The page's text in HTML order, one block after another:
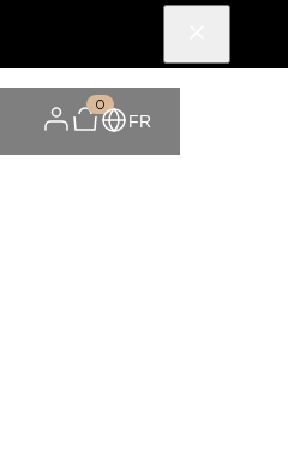
0
FR